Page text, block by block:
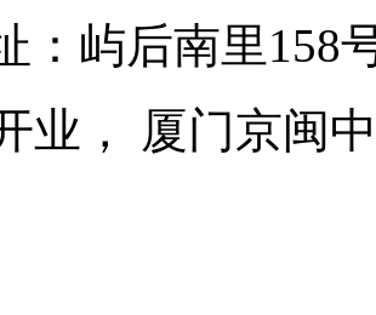
：屿后南里158
业， 厦门京